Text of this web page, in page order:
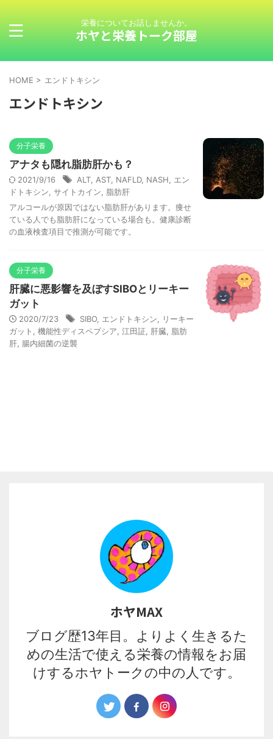
栄養についてお話しませんか。
ホヤと栄養トーク部屋
HOME > エンドトキシン
エンドトキシン
分子栄養
アナタも隠れ脂肪肝かも？
2021/9/16 ALT AST NAFLD, NASH
エン
ドトキシン サイトカイン
脂肪肝
アルコールが原因ではない脂肪肝があります。痩せ
ている人でも脂肪肝になっている場合も。健康診断
の血液検査項目で推測が可能です。
分子栄養
肝臓に悪影響を及ぼすSIBOとリーキー
ガット
2020/7/23 SIBO エンドトキシン
リーキー
ガット
機能性ディスペプシア 江田証 肝臓
脂肪
肝 腸内細菌の逆襲
ホヤMAX
ブログ歴13年目。よりよく生きるた
めの生活で使える栄養の情報をお届
けするホヤトークの中の人です。